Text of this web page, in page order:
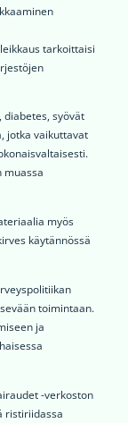
tarkoittaisi
diabetes, syövät
jotka vaikuttavat
muassa
myös
käytännössä
toimintaan.
ja
-verkoston
ristiriidassa